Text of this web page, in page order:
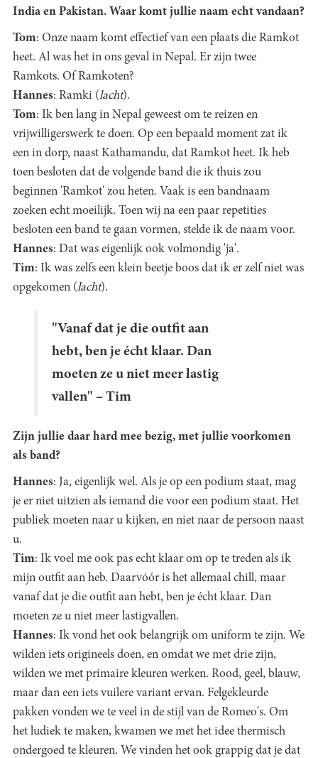
India en Pakistan. Waar komt jullie naam echt vandaan?
Tom: Onze naam komt effectief van een plaats die Ramkot
heet. Al was het in ons geval in Nepal. Er zijn twee
Ramkots. Of Ramkoten?
Hannes: Ramki (lacht).
Tom: Ik ben lang in Nepal geweest om te reizen en
vrijwilligerswerk te doen. Op een bepaald moment zat ik
een in dorp, naast Kathamandu, dat Ramkot heet. Ik heb
toen besloten dat de volgende band die ik thuis zou
beginnen 'Ramkot' zou heten. Vaak is een bandnaam
zoeken echt moeilijk. Toen wij na een paar repetities
besloten een band te gaan vormen, stelde ik de naam voor.
Hannes: Dat was eigenlijk ook volmondig 'ja'.
Tim: Ik was zelfs een klein beetje boos dat ik er zelf niet was
opgekomen (lacht).
"Vanaf dat je die outfit aan
hebt, ben je écht klaar. Dan
moeten ze u niet meer lastig
vallen" – Tim
Zijn jullie daar hard mee bezig, met jullie voorkomen
als band?
Hannes: Ja, eigenlijk wel. Als je op een podium staat, mag
je er niet uitzien als iemand die voor een podium staat. Het
publiek moeten naar u kijken, en niet naar de persoon naast
u.
Tim: Ik voel me ook pas echt klaar om op te treden als ik
mijn outfit aan heb. Daarvóór is het allemaal chill, maar
vanaf dat je die outfit aan hebt, ben je écht klaar. Dan
moeten ze u niet meer lastigvallen.
Hannes: Ik vond het ook belangrijk om uniform te zijn. We
wilden iets origineels doen, en omdat we met drie zijn,
wilden we met primaire kleuren werken. Rood, geel, blauw,
maar dan een iets vuilere variant ervan. Felgekleurde
pakken vonden we te veel in de stijl van de Romeo's. Om
het ludiek te maken, kwamen we met het idee thermisch
ondergoed te kleuren. We vinden het ook grappig dat je dat